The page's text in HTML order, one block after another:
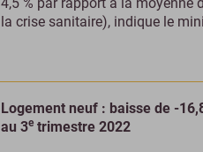
la crise sanitaire), indique le
Logement neuf : baisse de -
au 3etrimestre 2022